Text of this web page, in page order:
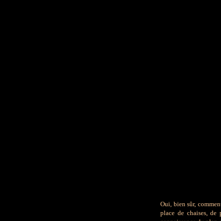
Oui, bien sûr,
place de chaises,